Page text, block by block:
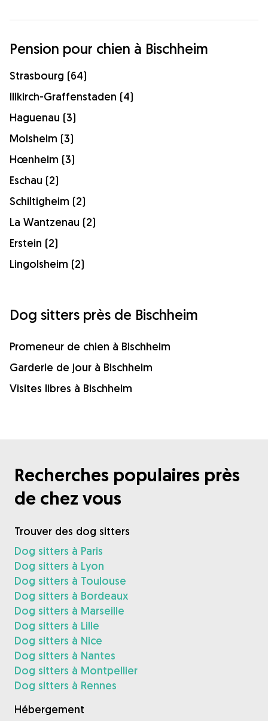
Pension pour chien à Bischheim
Strasbourg (64)
Illkirch-Graffenstaden (4)
Haguenau (3)
Molsheim (3)
Hœnheim (3)
Eschau (2)
Schiltigheim (2)
La Wantzenau (2)
Erstein (2)
Lingolsheim (2)
Dog sitters près de Bischheim
Promeneur de chien à Bischheim
Garderie de jour à Bischheim
Visites libres à Bischheim
Recherches populaires près
de chez vous
Trouver des dog sitters
Dog sitters à Paris
Dog sitters à Lyon
Dog sitters à Toulouse
Dog sitters à Bordeaux
Dog sitters à Marseille
Dog sitters à Lille
Dog sitters à Nice
Dog sitters à Nantes
Dog sitters à Montpellier
Dog sitters à Rennes
Hébergement